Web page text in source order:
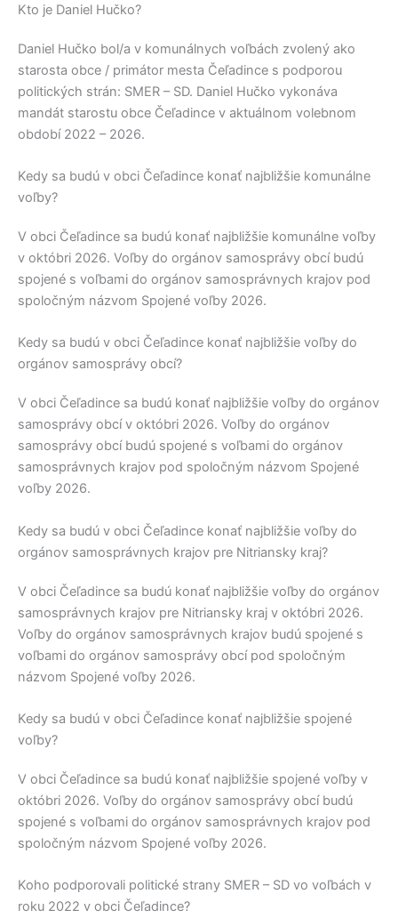
Kto je Daniel Hučko?
Daniel Hučko bol/a v komunálnych voľbách zvolený ako
starosta obce / primátor mesta Čeľadince s podporou
politických strán: SMER – SD. Daniel Hučko vykonáva
mandát starostu obce Čeľadince v aktuálnom volebnom
období 2022 – 2026.
Kedy sa budú v obci Čeľadince konať najbližšie komunálne
voľby?
V obci Čeľadince sa budú konať najbližšie komunálne voľby
v októbri 2026. Voľby do orgánov samosprávy obcí budú
spojené s voľbami do orgánov samosprávnych krajov pod
spoločným názvom Spojené voľby 2026.
Kedy sa budú v obci Čeľadince konať najbližšie voľby do
orgánov samosprávy obcí?
V obci Čeľadince sa budú konať najbližšie voľby do orgánov
samosprávy obcí v októbri 2026. Voľby do orgánov
samosprávy obcí budú spojené s voľbami do orgánov
samosprávnych krajov pod spoločným názvom Spojené
voľby 2026.
Kedy sa budú v obci Čeľadince konať najbližšie voľby do
orgánov samosprávnych krajov pre Nitriansky kraj?
V obci Čeľadince sa budú konať najbližšie voľby do orgánov
samosprávnych krajov pre Nitriansky kraj v októbri 2026.
Voľby do orgánov samosprávnych krajov budú spojené s
voľbami do orgánov samosprávy obcí pod spoločným
názvom Spojené voľby 2026.
Kedy sa budú v obci Čeľadince konať najbližšie spojené
voľby?
V obci Čeľadince sa budú konať najbližšie spojené voľby v
októbri 2026. Voľby do orgánov samosprávy obcí budú
spojené s voľbami do orgánov samosprávnych krajov pod
spoločným názvom Spojené voľby 2026.
Koho podporovali politické strany SMER – SD vo voľbách v
roku 2022 v obci Čeľadince?